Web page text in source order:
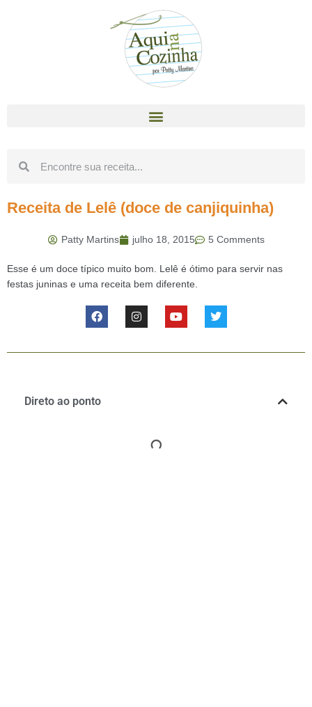
Receita de Lelê (doce de canjiquinha)
Patty Martins julho 18, 2015 5 Comments
Esse é um doce típico muito bom. Lelê é ótimo para servir nas
festas juninas e uma receita bem diferente.
Direto ao ponto